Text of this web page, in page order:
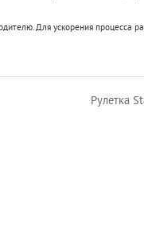
Для ускорения процесса
Рулетка